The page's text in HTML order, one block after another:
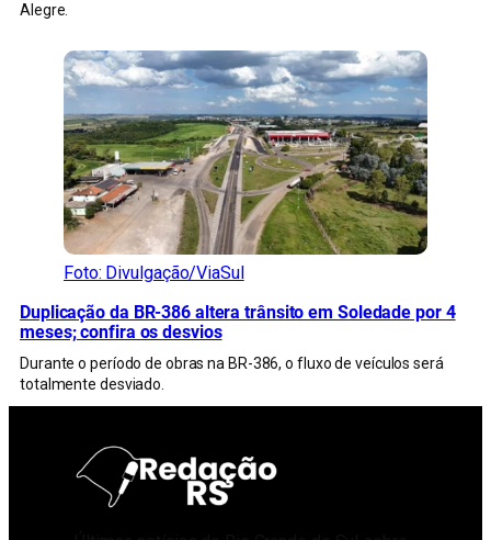
Alegre.
Foto: Divulgação/ViaSul
Duplicação da BR-386 altera trânsito em Soledade por 4
meses; confira os desvios
Durante o período de obras na BR-386, o fluxo de veículos será
totalmente desviado.